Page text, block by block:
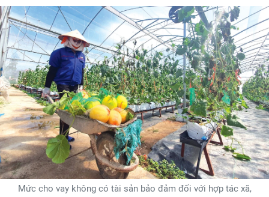
Mức cho vay không có tài sản bảo đảm đối với hợp tác xã,